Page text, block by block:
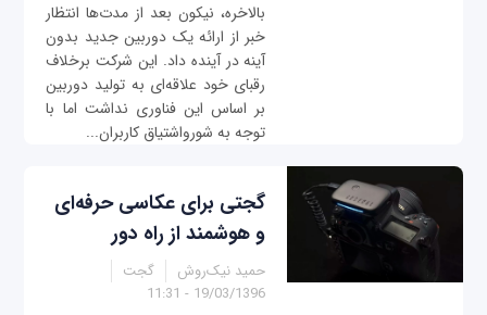
بالاخره، نیکون بعد از مدت‌ها انتظار
خبر از ارائه یک دوربین جدید بدون
آینه در آینده داد. این شرکت برخلاف
رقبای خود علاقه‌ای به تولید دوربین
بر اساس این فناوری نداشت اما با
توجه به شورواشتیاق کاربران...
گجتی برای عکاسی حرفه‌ای
و هوشمند از راه دور
حمید نیک‌روش
گجت
19/03/1396 - 11:31